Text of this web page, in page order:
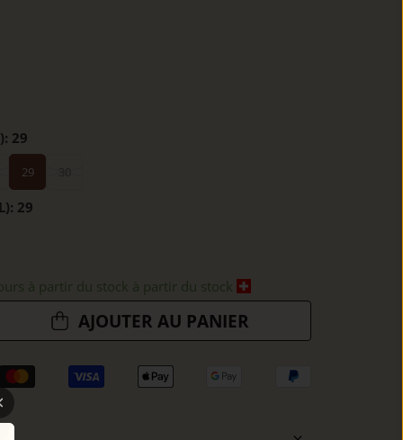
29
29
29
à partir du stock à partir du stock
AJOUTER AU PANIER